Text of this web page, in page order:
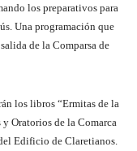
los preparativos para
Una programación que
de la Comparsa de
los libros “Ermitas de la
Oratorios de la Comarca
Edificio de Claretianos.